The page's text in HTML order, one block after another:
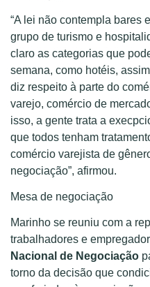
“A lei não contempla bares
grupo de turismo e
claro as categorias que
semana, como hotéis,
diz respeito à parte do
varejo, comércio de
isso, a gente trata a
que todos tenham
comércio varejista de
negociação”, afirmou.
Mesa de negociação
Marinho se reuniu com a
trabalhadores e
Nacional de Negociação
torno da decisão que